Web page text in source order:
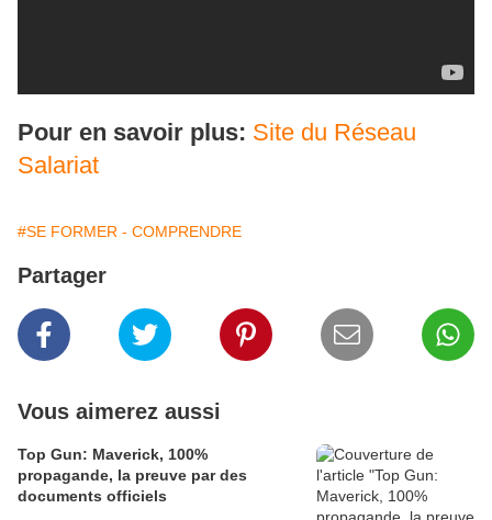
Pour en savoir plus: Site du Réseau
Salariat
#SE FORMER - COMPRENDRE
Partager
Vous aimerez aussi
Top Gun: Maverick, 100%
propagande, la preuve par des
documents officiels